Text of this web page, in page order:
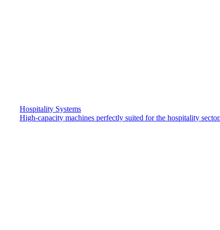
Hospitality Systems
High-capacity machines perfectly suited for the hospitality